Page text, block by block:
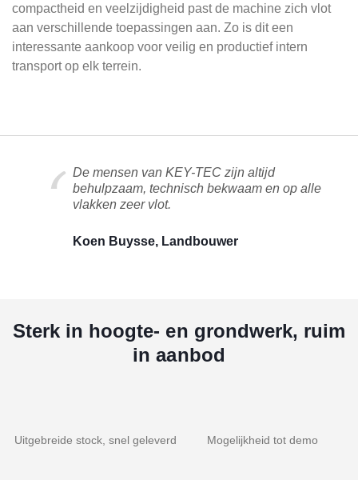
compactheid en veelzijdigheid past de machine zich vlot
aan verschillende toepassingen aan. Zo is dit een
interessante aankoop voor veilig en productief intern
transport op elk terrein.
De mensen van KEY-TEC zijn altijd
behulpzaam, technisch bekwaam en op alle
vlakken zeer vlot.
Koen Buysse, Landbouwer
Sterk in hoogte- en grondwerk, ruim
in aanbod
Uitgebreide stock, snel geleverd Mogelijkheid tot demo